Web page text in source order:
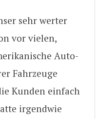
sehr werter
vor vielen,
Auto-
Fahrzeuge
Kunden einfach
irgendwie